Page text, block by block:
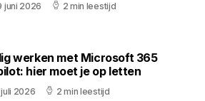
juni 2026 2 min leestijd
werken met Microsoft 365
hier moet je op letten
juli 2026 2 min leestijd